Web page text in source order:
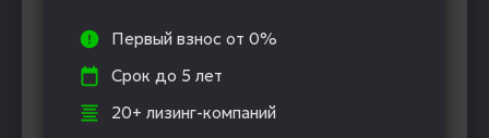
Первый взнос от 0%
Срок до 5 лет
20+ лизинг-компаний